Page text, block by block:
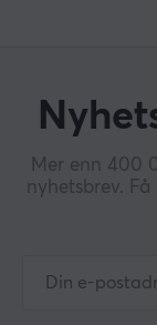
Mer enn 400
nyhetsbrev.